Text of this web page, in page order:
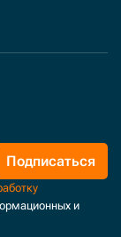
Подписаться
и